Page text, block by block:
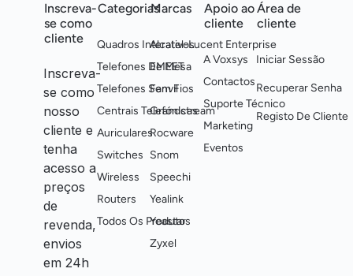
Inscreva-
se como
cliente
Inscreva-
se como
nosso
cliente e
tenha
acesso a
preços
de
revenda,
envios
em 24h
Categorias
Quadros Interativos
Telefones De Mesa
Telefones Sem Fios
Centrais Telefónicas
Auriculares
Switches
Wireless
Routers
Todos Os Produtos
Marcas
Alcatel-Lucent Enterprise
EMEET
Fanvil
Grandstream
Rocware
Snom
Speechi
Yealink
Yeastar
Zyxel
Apoio ao
cliente
A Voxsys
Contactos
Suporte Técnico
Marketing
Eventos
Área de
cliente
Iniciar Sessão
Recuperar Senha
Registo De Cliente